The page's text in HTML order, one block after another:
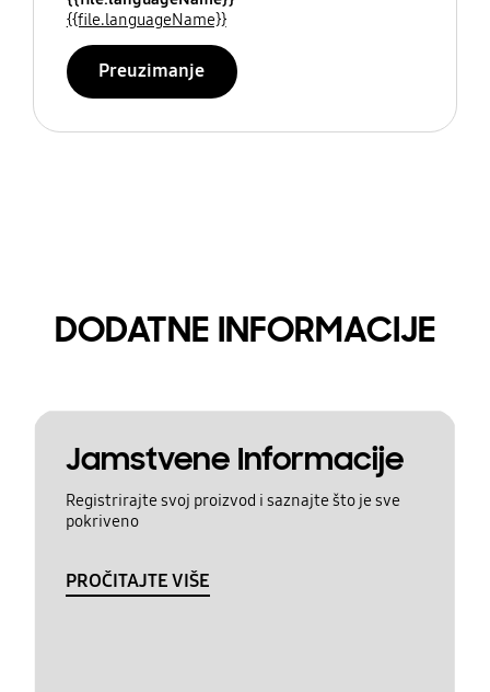
{{file.languageName}}
Preuzimanje
DODATNE INFORMACIJE
Jamstvene Informacije
Registrirajte svoj proizvod i saznajte što je sve
pokriveno
PROČITAJTE VIŠE